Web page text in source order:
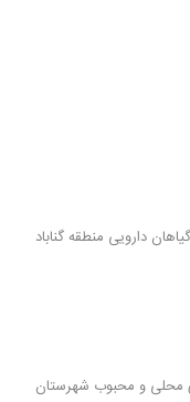
دارویی منطقه گناباد
محلی و محبوب شهرستان